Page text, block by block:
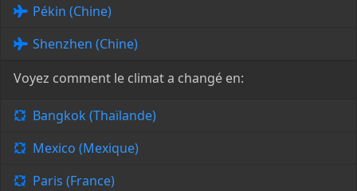
Pékin (Chine)
Shenzhen (Chine)
Voyez comment le climat a changé en:
Bangkok (Thaïlande)
Mexico (Mexique)
Paris (France)